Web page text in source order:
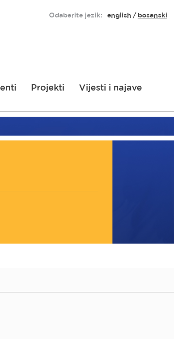
Odaberite jezik: english bosanski
Projekti Vijesti i najave